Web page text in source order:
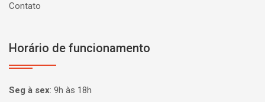
Contato
Horário de funcionamento
Seg à sex: 9h às 18h